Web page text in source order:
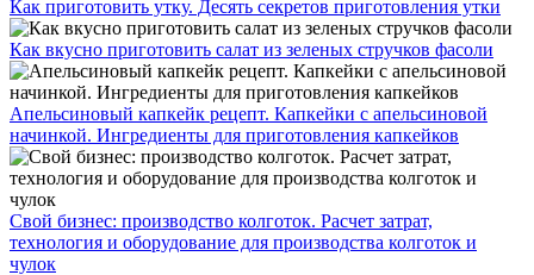
Как приготовить утку. Десять секретов приготовления утки
Как вкусно приготовить салат из зеленых стручков фасоли
Апельсиновый капкейк рецепт. Капкейки с апельсиновой
начинкой. Ингредиенты для приготовления капкейков
Свой бизнес: производство колготок. Расчет затрат,
технология и оборудование для производства колготок и
чулок